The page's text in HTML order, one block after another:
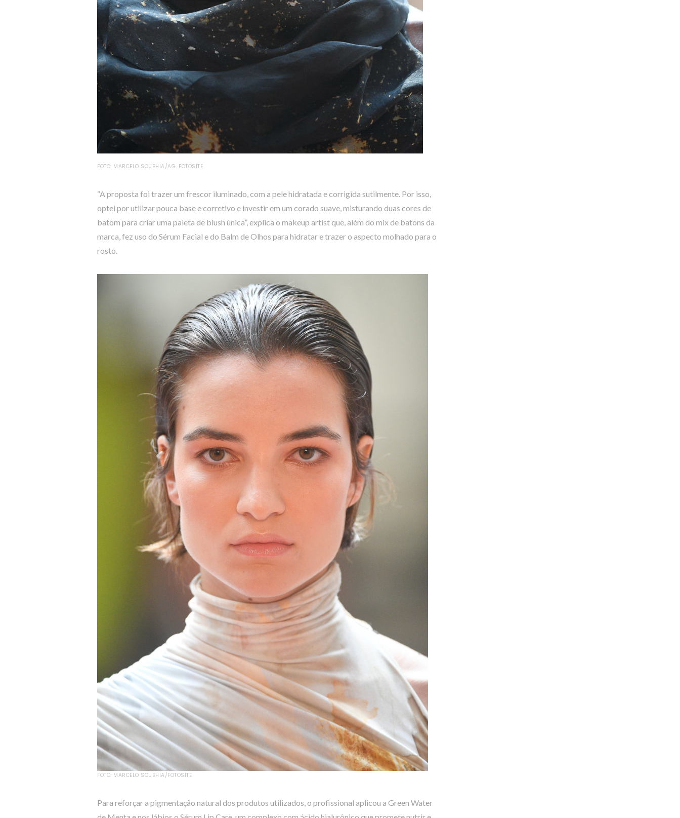
FOTO: MARCELO SOUBHIA/AG. FOTOSITE
“A proposta foi trazer um frescor iluminado, com a pele hidratada e corrigida sutilmente. Por isso,
optei por utilizar pouca base e corretivo e investir em um corado suave, misturando duas cores de
batom para criar uma paleta de blush única”, explica o makeup artist que, além do mix de batons da
marca, fez uso do Sérum Facial e do Balm de Olhos para hidratar e trazer o aspecto molhado para o
rosto.
FOTO: MARCELO SOUBHIA/FOTOSITE
Para reforçar a pigmentação natural dos produtos utilizados, o profissional aplicou a Green Water